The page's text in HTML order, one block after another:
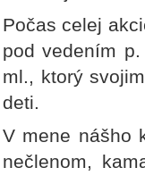
Počas celej
pod vedením
ml., ktorý
deti.
V mene nášho
nečlenom,